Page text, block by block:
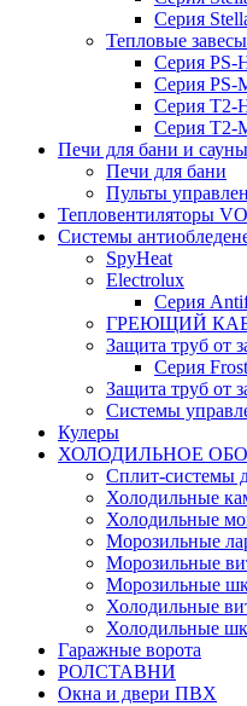
Серия
Тепловые
Серия PS-
Серия PS-
Серия T2-
Серия T2-
Печи для бани и сауны
Печи для бани
Пульты
Тепловентиляторы
Системы
SpyHeat
Electrolux
Серия
ГРЕЮЩИЙ
Защита труб от
Серия
Защита труб от
Системы
Кулеры
ХОЛОДИЛЬНОЕ
Сплит-системы
Холодильные
Холодильные
Морозильные
Морозильные
Морозильные
Холодильные
Холодильные
Гаражные ворота
РОЛСТАВНИ
Окна и двери ПВХ